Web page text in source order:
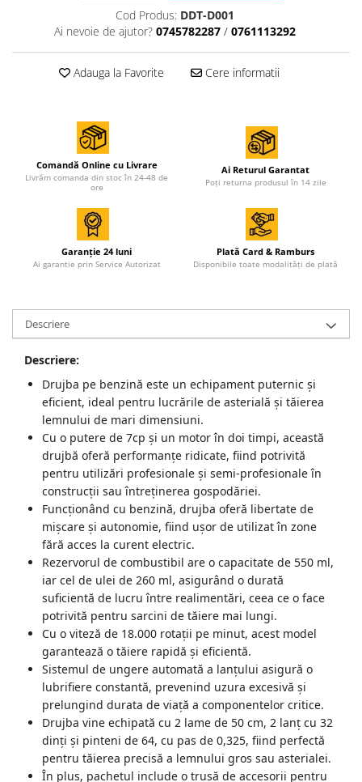
Aparate sudura
Accesorii de sudura
Accesorii si consumabile drujbe
Accesorii motocoase
Gradinarit
Aparate si masini gradinarit
Utilaje Gradinarit
Compresoare
Accesorii Compresoare
Articole uz casnic
Electrocasnice
Intretinere locuinta
Iluminat si electrice
Cabluri electrice si conductori
Scule si unelte
Resigilate
Batoze, Zdrobitoare și Mori
electrice
Mori electrice
Mori electrice
Accesorii mori electrice
Batoze de porumb
Cod Produs: DDT-D001
Ai nevoie de ajutor? 0745782287 / 0761113292
Adauga la Favorite Cere informatii
Comandă Online cu Livrare
Livrăm comanda din stoc în 24-48 de
ore
Ai Returul Garantat
Poți returna produsul în 14 zile
Garanție 24 luni
Ai garantie prin Service Autorizat
Plată Card & Ramburs
Disponibile toate modalități de plată
Descriere
Descriere:
Drujba pe benzină este un echipament puternic și
eficient, ideal pentru lucrările de asterială și tăierea
lemnului de mari dimensiuni.
Cu o putere de 7cp și un motor în doi timpi, această
drujbă oferă performanțe ridicate, fiind potrivită
pentru utilizări profesionale și semi-profesionale în
construcții sau întreținerea gospodăriei.
Funcționând cu benzină, drujba oferă libertate de
mișcare și autonomie, fiind ușor de utilizat în zone
fără acces la curent electric.
Rezervorul de combustibil are o capacitate de 550 ml,
iar cel de ulei de 260 ml, asigurând o durată
suficientă de lucru între realimentări, ceea ce o face
potrivită pentru sarcini de tăiere mai lungi.
Cu o viteză de 18.000 rotații pe minut, acest model
garantează o tăiere rapidă și eficientă.
Sistemul de ungere automată a lanțului asigură o
lubrifiere constantă, prevenind uzura excesivă și
prelungind durata de viață a componentelor critice.
Drujba vine echipată cu 2 lame de 50 cm, 2 lanț cu 32
dinți și pinteni de 64, cu pas de 0,325, fiind perfectă
pentru tăierea precisă a lemnului gros sau asterialei.
În plus, pachetul include o trusă de accesorii pentru